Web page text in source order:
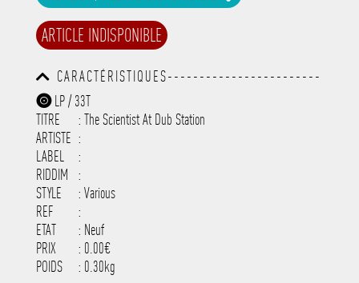
ARTICLE INDISPONIBLE
CARACTÉRISTIQUES------------------------
-----------------------------------------
-----------------------------------------
-----------------------------------------
-----------------------------------------
---------------------
LP / 33T
TITRE
: The Scientist At Dub Station
ARTISTE :
LABEL
:
RIDDIM
:
STYLE
: Various
REF
:
ETAT
: Neuf
PRIX
: 0.00€
POIDS
: 0.30kg